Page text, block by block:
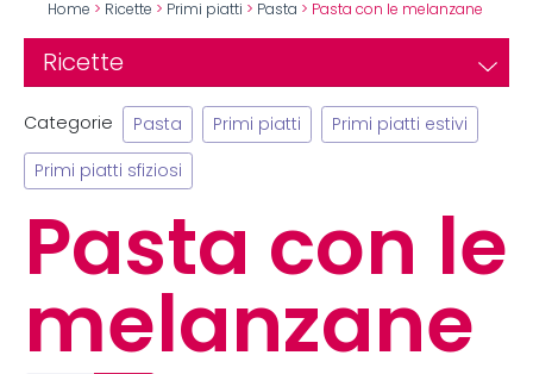
Home > Ricette > Primi piatti > Pasta > Pasta con le melanzane
Ricette
Categorie Pasta Primi piatti Primi piatti estivi
Primi piatti sfiziosi
Pasta con le
melanzane